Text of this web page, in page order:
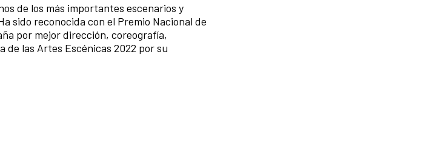
de los más importantes escenarios y
sido reconocida con el Premio Nacional de
por mejor dirección, coreografía,
de las Artes Escénicas 2022 por su